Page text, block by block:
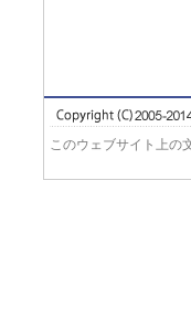
このウェブサイト上の